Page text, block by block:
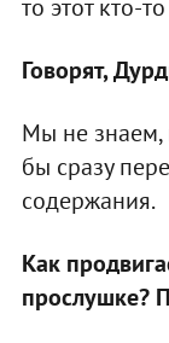
то этот кто-
Говорят,
Мы не знаем,
бы сразу
содержания.
Как
прослушке?